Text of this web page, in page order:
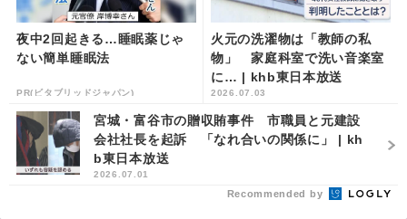
夜中2回起きる…睡眠薬じゃ
ない簡単睡眠法
PR(ビタブリッドジャパン)
火元の洗濯物は「教師の私
物」 家庭科室で洗い音楽室
に… | khb東日本放送
2026.07.03
宮城・富谷市の贈収賄事件 市職員と元建設
会社社長を起訴 「なれ合いの関係に」 | kh
b東日本放送
2026.07.01
Recommended by